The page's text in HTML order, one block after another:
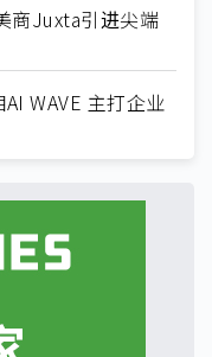
商Juxta引进尖端
WAVE 主打企业